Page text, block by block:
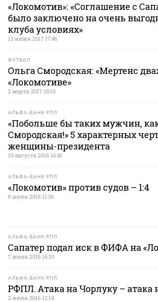
«Локомотив»: «Соглашение с
было заключено на очень
клуба условиях»
13 июня 2017 17:46
ФУТБОЛ
Ольга Смородская: «Мертенс
«Локомотиве»
2 марта 2017 18:10
АЛЬФА-БАНК РПЛ
«Побольше бы таких мужчин,
Смородская!» 5 характерных
женщины-президента
10 августа 2016 16:41
АЛЬФА-БАНК РПЛ
«Локомотив» против судов – 1:4
8 июля 2016 11:36
АЛЬФА-БАНК РПЛ
Сапатер подал иск в ФИФА на
7 июля 2016 16:33
АЛЬФА-БАНК РПЛ
РФПЛ. Атака на Чорлуку – атака
2 июля 2016 12:14